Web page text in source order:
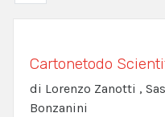
Cartonetodo
di Lorenzo Zanotti ,
Bonzanini